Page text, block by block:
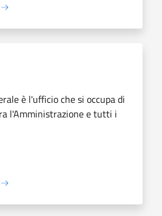
è l'ufficio che si occupa di
l'Amministrazione e tutti i